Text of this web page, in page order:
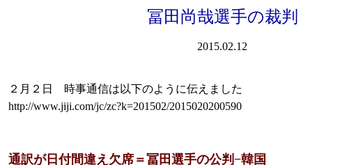
冨田尚哉選手の裁判
2015.02.12
２月２日 時事通信は以下のように伝えました
http://www.jiji.com/jc/zc?k=201502/2015020200590
通訳が日付間違え欠席＝冨田選手の公判−韓国